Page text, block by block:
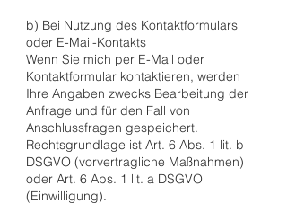
b) Bei Nutzung des Kontaktformulars
oder E-Mail-Kontakts
Wenn Sie mich per E-Mail oder
Kontaktformular kontaktieren, werden
Ihre Angaben zwecks Bearbeitung der
Anfrage und für den Fall von
Anschlussfragen gespeichert.
Rechtsgrundlage ist Art. 6 Abs. 1 lit. b
DSGVO (vorvertragliche Maßnahmen)
oder Art. 6 Abs. 1 lit. a DSGVO
(Einwilligung).